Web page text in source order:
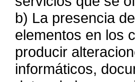
b) La presencia
elementos en los
producir
informáticos,